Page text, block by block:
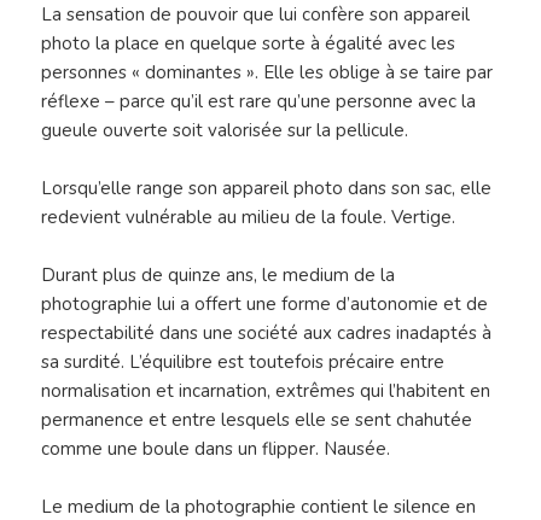
La sensation de pouvoir que lui confère son appareil
photo la place en quelque sorte à égalité avec les
personnes « dominantes ». Elle les oblige à se taire par
réflexe – parce qu’il est rare qu’une personne avec la
gueule ouverte soit valorisée sur la pellicule.
Lorsqu’elle range son appareil photo dans son sac, elle
redevient vulnérable au milieu de la foule. Vertige.
Durant plus de quinze ans, le medium de la
photographie lui a offert une forme d’autonomie et de
respectabilité dans une société aux cadres inadaptés à
sa surdité. L’équilibre est toutefois précaire entre
normalisation et incarnation, extrêmes qui l’habitent en
permanence et entre lesquels elle se sent chahutée
comme une boule dans un flipper. Nausée.
Le medium de la photographie contient le silence en